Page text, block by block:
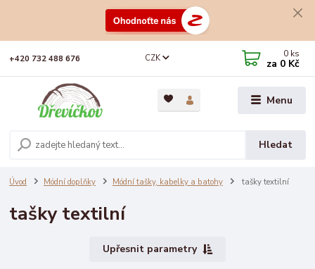
Menu
CZK
Hledat
+420 732 488 676 0 ks
za 0 Kč
Úvod Módní doplňky Módní tašky, kabelky a batohy tašky textilní
tašky textilní
Upřesnit parametry